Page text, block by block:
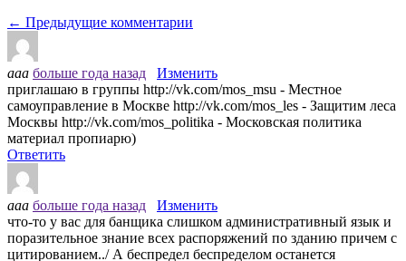
← Предыдущие комментарии
ааа больше года назад
Изменить
приглашаю в группы http://vk.com/mos_msu - Местное
самоуправление в Москве http://vk.com/mos_les - Защитим леса
Москвы http://vk.com/mos_politika - Московская политика
материал пропиарю)
Ответить
ааа больше года назад
Изменить
что-то у вас для банщика слишком административный язык и
поразительное знание всех распоряжений по зданию причем с
цитированием../ А беспредел беспределом останется